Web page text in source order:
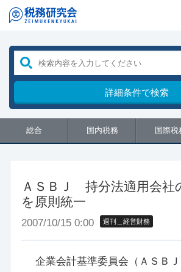
詳細条件で検索
総合 国内税務 国際税
ＡＳＢＪ 持分法適用会社
を原則統一
2007/10/15 0:00 週刊＿経営財務
企業会計基準委員会（ＡＳＢ